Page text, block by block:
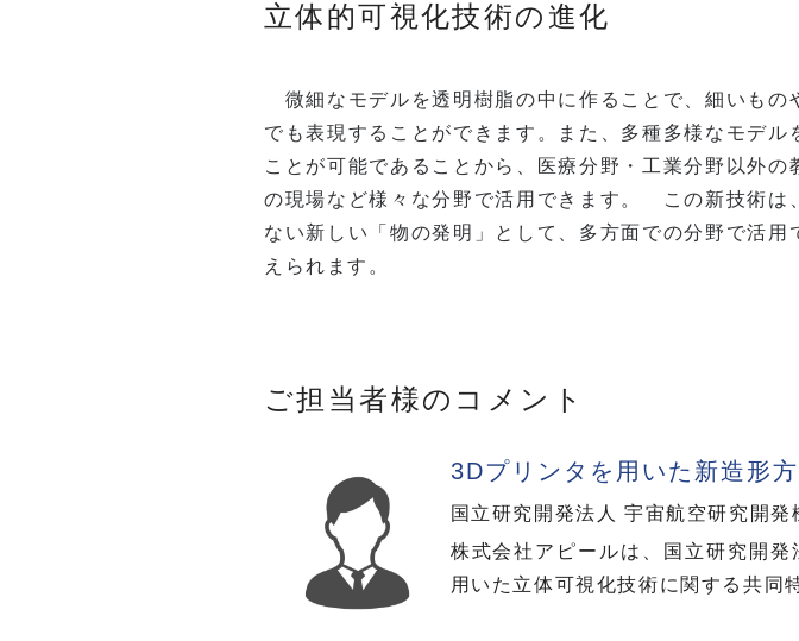
立体的可視化技術の進化
微細なモデルを透明樹脂の中に作ることで、細いもの
でも表現することができます。また、多種多様なモデル
ことが可能であることから、医療分野・工業分野以外の
の現場など様々な分野で活用できます。 この新技術は
ない新しい「物の発明」として、多方面での分野で活用
えられます。
ご担当者様のコメント
3Dプリンタを用いた新造形
国立研究開発法人 宇宙航空研究開
株式会社アピールは、国立研究開
用いた立体可視化技術に関する共同